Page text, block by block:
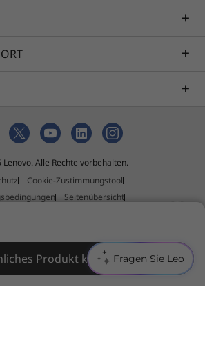
Fragen Sie Leo
die Verbesserung
und die Verbesserung
Daten können je nach Region/Modell variieren.
Alle Rechte vorbehalten.
Cookie-Zustimmungstool
Seitenübersicht
Geschäftsbedingungen (AGB)
Produkt kaufen